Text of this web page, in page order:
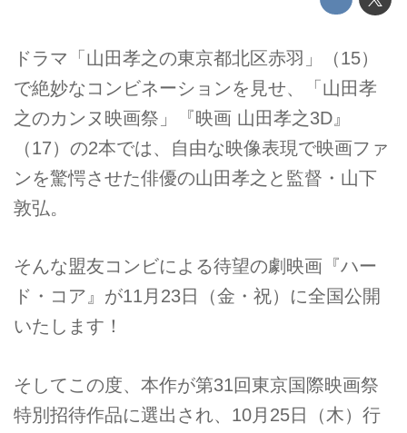
ドラマ「山田孝之の東京都北区赤羽」（15）
で絶妙なコンビネーションを見せ、「山田孝
之のカンヌ映画祭」『映画 山田孝之3D』
（17）の2本では、自由な映像表現で映画ファ
ンを驚愕させた俳優の山田孝之と監督・山下
敦弘。
そんな盟友コンビによる待望の劇映画『ハー
ド・コア』が11月23日（金・祝）に全国公開
いたします！
そしてこの度、本作が第31回東京国際映画祭
特別招待作品に選出され、10月25日（木）行